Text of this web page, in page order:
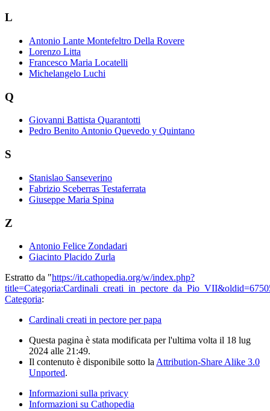
L
Antonio Lante Montefeltro Della Rovere
Lorenzo Litta
Francesco Maria Locatelli
Michelangelo Luchi
Q
Giovanni Battista Quarantotti
Pedro Benito Antonio Quevedo y Quintano
S
Stanislao Sanseverino
Fabrizio Sceberras Testaferrata
Giuseppe Maria Spina
Z
Antonio Felice Zondadari
Giacinto Placido Zurla
Estratto da "https://it.cathopedia.org/w/index.php?
Categoria:
Cardinali creati in pectore per papa
Questa pagina è stata modificata per l'ultima volta il 18 lug
2024 alle 21:49.
Il contenuto è disponibile sotto la Attribution-Share Alike 3.0
Unported.
Informazioni sulla privacy
Informazioni su Cathopedia